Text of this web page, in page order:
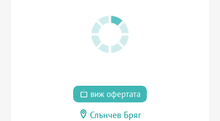
виж офертата
Слънчев Бряг